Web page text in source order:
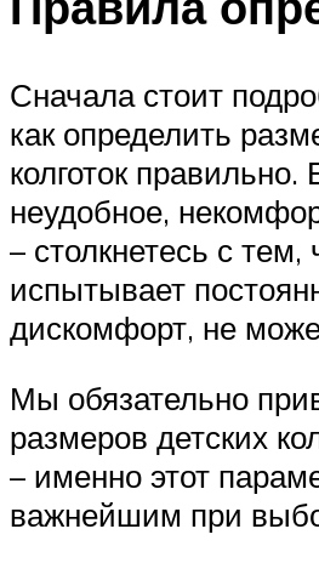
Сначала стоит
как определить
колготок
неудобное,
– столкнетесь с
испытывает
дискомфорт, не
Мы обязательно
размеров детских
– именно этот
важнейшим при